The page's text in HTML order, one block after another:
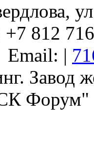
812
Email: |
Завод
Форум"